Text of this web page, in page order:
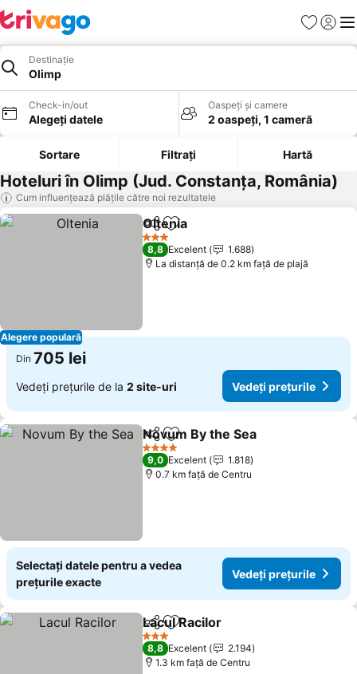
Favorite
Destinație
Olimp
Check-in/out
Alegeți datele
Oaspeți și camere
2 oaspeți, 1 cameră
Sortare Filtrați Hartă
Hoteluri în Olimp (Jud. Constanţa, România)
Cum influențează plățile către noi rezultatele
Alegere populară
DistribuițiAdăugaţi la favorite
Oltenia
3 Stele
8,8 Excelent
1.688
La distanță de 0.2 km față de plajă
Din 705 lei
Vedeți prețurile de la 2 site-uri Vedeți prețurile
DistribuițiAdăugaţi la favorite
Novum By the Sea
4 Stele
9,0 Excelent
1.818
0.7 km faţă de Centru
Selectați datele pentru a vedea
prețurile exacte
Vedeți prețurile
DistribuițiAdăugaţi la favorite
Lacul Racilor
3 Stele
8,8 Excelent
2.194
1.3 km faţă de Centru